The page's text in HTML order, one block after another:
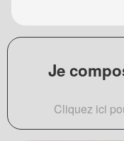
Je
Cliquez ici